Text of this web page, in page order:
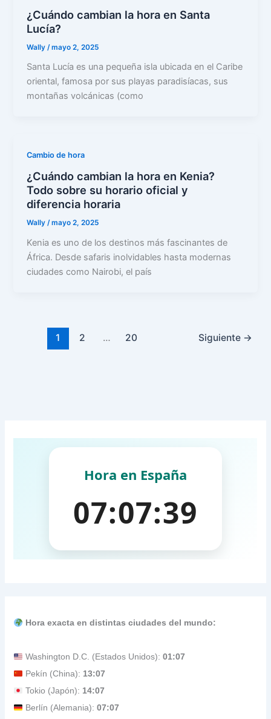
¿Cuándo cambian la hora en Santa
Lucía?
Wally /mayo 2, 2025
Santa Lucía es una pequeña isla ubicada en el Caribe
oriental, famosa por sus playas paradisíacas, sus
montañas volcánicas (como
Cambio de hora
¿Cuándo cambian la hora en Kenia?
Todo sobre su horario oficial y
diferencia horaria
Wally/mayo 2, 2025
Kenia es uno de los destinos más fascinantes de
África. Desde safaris inolvidables hasta modernas
ciudades como Nairobi, el país
1 2 … 20 Siguiente →
Hora exacta en distintas ciudades del mundo:
Washington D.C. (Estados Unidos):01:07
Pekín (China): 13:07
Tokio (Japón): 14:07
Berlín (Alemania):07:07